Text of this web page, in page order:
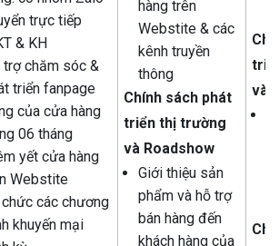
trực tiếp
& KH
trợ chăm sóc &
triển fanpage
của cửa hàng
06 tháng
yết cửa hàng
Webstite
các chương
khuyến mại
hàng trên
Webstite & các
kênh truyền
thông
Chính sách phát
triển thị trường
và Roadshow
Giới thiệu sản
phẩm và hỗ trợ
bán hàng đến
khách hàng của
và